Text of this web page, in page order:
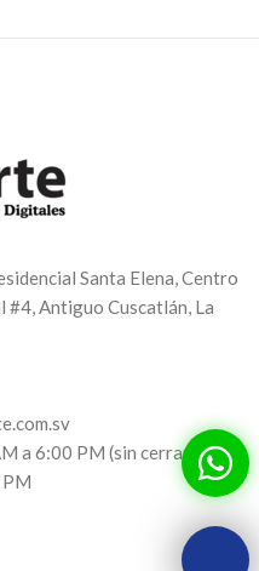
Santa Elena, Centro
Antiguo Cuscatlán, La
a 6:00 PM (sin cerrar al